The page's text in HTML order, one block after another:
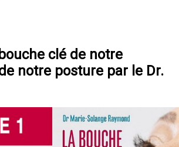
clé de notre
notre posture par le Dr.